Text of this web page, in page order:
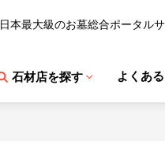
日本最大級のお墓総合ポータル
石材店を探す よくあ